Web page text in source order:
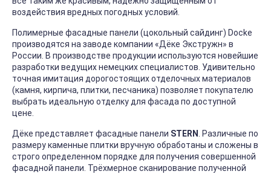
воздействия вредных погодных условий.
Полимерные фасадные панели (цокольный сайдинг) Docke
производятся на заводе компании «Дёке Экстружн» в
России. В производстве продукции используются новейшие
разработки ведущих немецких специалистов. Удивительно
точная имитация дорогостоящих отделочных материалов
(камня, кирпича, плитки, песчаника) позволяет покупателю
выбрать идеальную отделку для фасада по доступной
цене.
Дёке представляет фасадные панели STERN
. Различные по
размеру каменные плитки вручную обработаны и сложены в
строго определенном порядке для получения совершенной
фасадной панели. Трёхмерное сканирование полученной